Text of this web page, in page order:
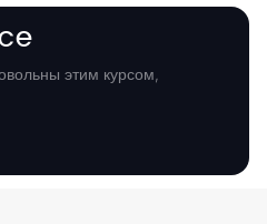
этим курсом,